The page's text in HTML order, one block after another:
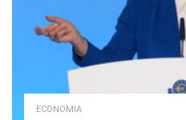
ECONOMIA